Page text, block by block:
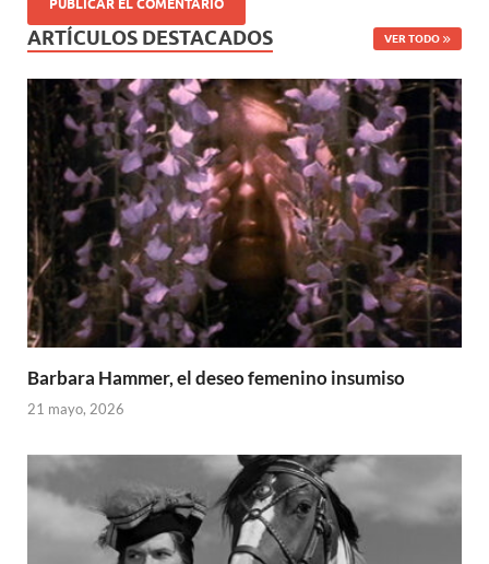
ARTÍCULOS DESTACADOS VER TODO
Barbara Hammer, el deseo femenino insumiso
21 mayo, 2026